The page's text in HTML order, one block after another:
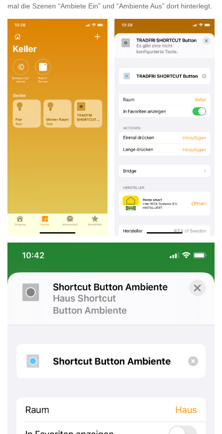
mal die Szenen “Ambiete Ein” und “Ambiente Aus” dort hinterlegt.